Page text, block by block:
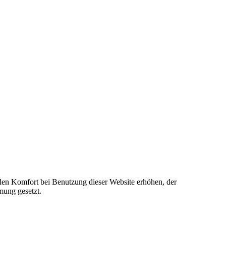
Komfort bei Benutzung dieser Website erhöhen, der
gesetzt.